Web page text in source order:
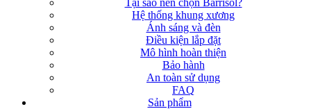
Tại sao nên chọn Barrisol?
Hệ thống khung xương
Ánh sáng và đèn
Điều kiện lắp đặt
Mô hình hoàn thiện
Bảo hành
An toàn sử dụng
FAQ
Sản phẩm